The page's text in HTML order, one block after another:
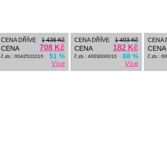
CENA DŘÍVE 1 436 Kč
CENA 708 Kč
č.zb.: 0042531010 51 %
Více
CENA DŘÍVE 1 493 Kč
CENA 182 Kč
č.zb.: 4003000010 88 %
Více
CENA
CENA
č.zb.: